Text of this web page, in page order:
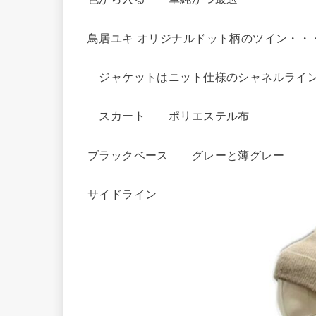
鳥居ユキ オリジナルドット柄のツイン・・
ジャケットはニット仕様のシャネルライ
スカート ポリエステル布
ブラックベース グレーと薄グレー
サイドライン